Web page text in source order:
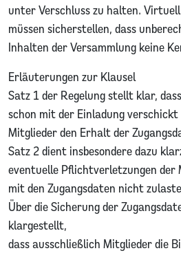
unter Verschluss zu halten.
müssen sicherstellen, dass
Inhalten der Versammlung keine
Erläuterungen zur Klausel
Satz 1 der Regelung stellt klar,
schon mit der Einladung
Mitglieder den Erhalt der
Satz 2 dient insbesondere dazu
eventuelle Pflichtverletzungen der
mit den Zugangsdaten nicht
Über die Sicherung der
klargestellt,
dass ausschließlich Mitglieder die